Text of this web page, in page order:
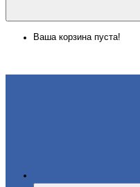
Ваша корзина пуста!